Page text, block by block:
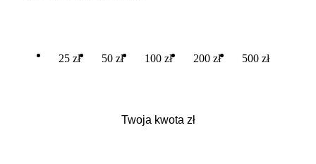
25 zł 50 zł 100 zł 200 zł 500 zł